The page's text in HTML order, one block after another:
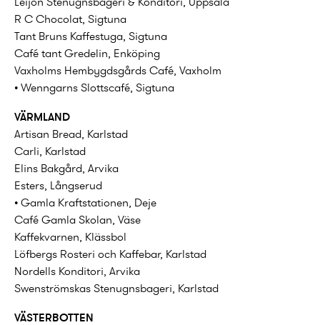
R C Chocolat, Sigtuna
Tant Bruns Kaffestuga, Sigtuna
Café tant Gredelin, Enköping
Vaxholms Hembygdsgårds Café, Vaxholm
• Wenngarns Slottscafé, Sigtuna
VÄRMLAND
Artisan Bread, Karlstad
Carli, Karlstad
Elins Bakgård, Arvika
Esters, Långserud
• Gamla Kraftstationen, Deje
Café Gamla Skolan, Väse
Kaffekvarnen, Klässbol
Löfbergs Rosteri och Kaffebar, Karlstad
Nordells Konditori, Arvika
Swenströmskas Stenugnsbageri, Karlstad
VÄSTERBOTTEN